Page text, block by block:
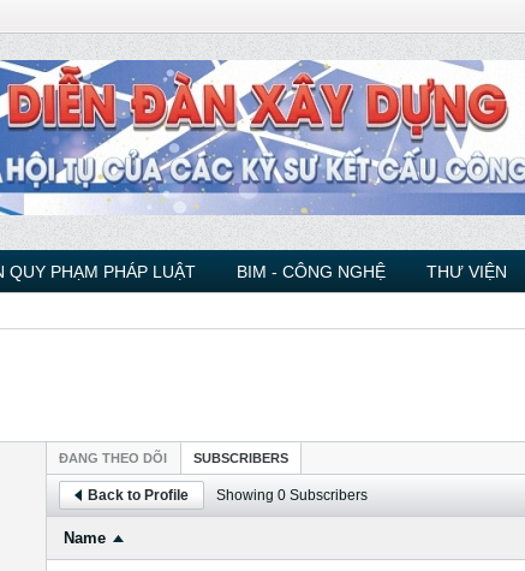
QUY PHẠM PHÁP LUẬT BIM - CÔNG NGHỆ THƯ VIỆN
ÐANG THEO DÕI SUBSCRIBERS
Back to Profile Showing 0 Subscribers
Name